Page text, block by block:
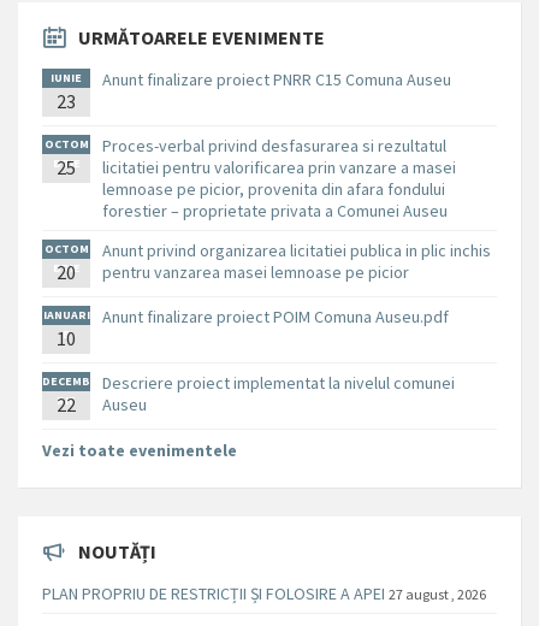
URMĂTOARELE EVENIMENTE
IUNIE
23
Anunt finalizare proiect PNRR C15 Comuna Auseu
OCTOM
BRIE
25
Proces-verbal privind desfasurarea si rezultatul
licitatiei pentru valorificarea prin vanzare a masei
lemnoase pe picior, provenita din afara fondului
forestier – proprietate privata a Comunei Auseu
OCTOM
BRIE
20
Anunt privind organizarea licitatiei publica in plic inchis
pentru vanzarea masei lemnoase pe picior
IANUARI
E
10
Anunt finalizare proiect POIM Comuna Auseu.pdf
DECEMB
RIE
22
Descriere proiect implementat la nivelul comunei
Auseu
Vezi toate evenimentele
NOUTĂȚI
PLAN PROPRIU DE RESTRICȚII ȘI FOLOSIRE A APEI 27 august , 2026